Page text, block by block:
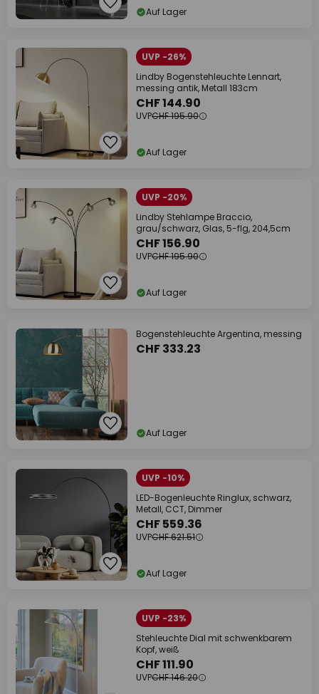
Auf Lager
UVP -26%
Lindby Bogenstehleuchte Lennart,
messing antik, Metall 183cm
CHF 144.90
UVPCHF 195.90
Auf Lager
UVP -20%
Lindby Stehlampe Braccio,
grau/schwarz, Glas, 5-flg, 204,5cm
CHF 156.90
UVPCHF 195.90
Auf Lager
Bogenstehleuchte Argentina, messing
CHF 333.23
Auf Lager
UVP -10%
LED-Bogenleuchte Ringlux, schwarz,
Metall, CCT, Dimmer
CHF 559.36
UVPCHF 621.51
Auf Lager
UVP -23%
Stehleuchte Dial mit schwenkbarem
Kopf, weiß
CHF 111.90
UVPCHF 146.20